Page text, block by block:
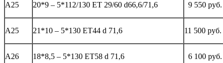
А25 20*9 – 5*112/130 ET 29/60 d66,6/71,6 9 550 руб.
А25 21*10 – 5*130 ЕТ44 d 71,6 11 500 руб.
А26 18*8,5 – 5*130 ЕТ58 d 71,6 6 100 руб.